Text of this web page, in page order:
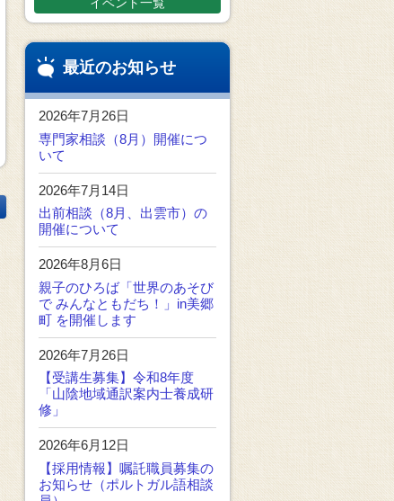
最近のお知らせ
2026年7月26日
専門家相談（8月）開催につ
いて
2026年7月14日
出前相談（8月、出雲市）の
開催について
2026年8月6日
親子のひろば「世界のあそび
で みんなともだち！」in美郷
町 を開催します
2026年7月26日
【受講生募集】令和8年度
「山陰地域通訳案内士養成研
修」
2026年6月12日
【採用情報】嘱託職員募集の
お知らせ（ポルトガル語相談